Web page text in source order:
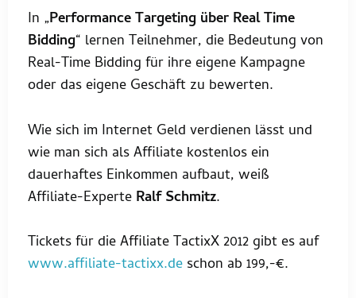
In „Performance Targeting über Real Time
Bidding“ lernen Teilnehmer, die Bedeutung von
Real-Time Bidding für ihre eigene Kampagne
oder das eigene Geschäft zu bewerten.
Wie sich im Internet Geld verdienen lässt und
wie man sich als Affiliate kostenlos ein
dauerhaftes Einkommen aufbaut, weiß
Affiliate-Experte Ralf Schmitz.
Tickets für die Affiliate TactixX 2012 gibt es auf
www.affiliate-tactixx.de schon ab 199,-€.